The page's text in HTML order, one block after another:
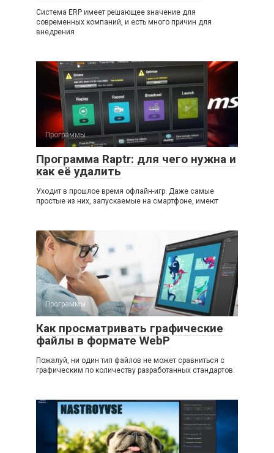
Система ERP имеет решающее значение для
современных компаний, и есть много причин для
внедрения
Программы
Программа Raptr: для чего нужна и
как её удалить
Уходит в прошлое время офлайн-игр. Даже самые
простые из них, запускаемые на смартфоне, имеют
Программы
Как просматривать графические
файлы в формате WebP
Пожалуй, ни один тип файлов не может сравниться с
графическим по количеству разработанных стандартов.